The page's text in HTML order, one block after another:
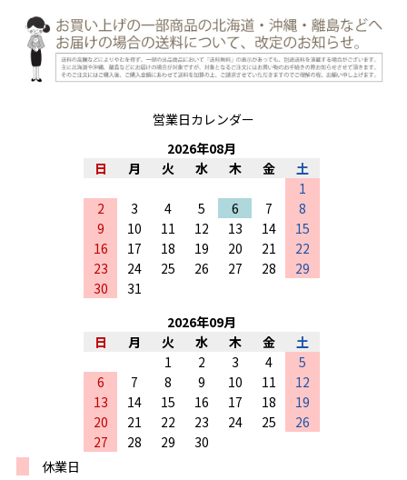
営業日カレンダー
2026年08月
日
月 火 水 木 金
土
1
2
3 4 5 6 7
8
9
10 11 12 13 14
15
16
17 18 19 20 21
22
23
24 25 26 27 28
29
30
31
2026年09月
日
月 火 水 木 金
土
1
2 3 4
5
6
7 8 9 10 11
12
13
14 15 16 17 18
19
20
21 22 23 24 25
26
27
28 29
30
休業日